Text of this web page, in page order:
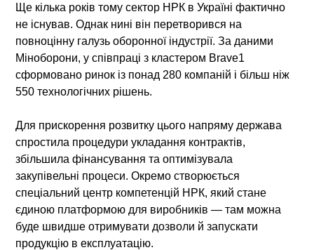
Ще кілька років тому сектор НРК в Україні фактично
не існував. Однак нині він перетворився на
повноцінну галузь оборонної індустрії. За даними
Міноборони, у співпраці з кластером Brave1
сформовано ринок із понад 280 компаній і більш ніж
550 технологічних рішень.
Для прискорення розвитку цього напряму держава
спростила процедури укладання контрактів,
збільшила фінансування та оптимізувала
закупівельні процеси. Окремо створюється
спеціальний центр компетенцій НРК, який стане
єдиною платформою для виробників — там можна
буде швидше отримувати дозволи й запускати
продукцію в експлуатацію.